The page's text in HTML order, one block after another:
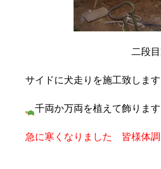
二段目完了
サイドに犬走りを施工致します
千両か万両を植えて飾りま
急に寒くなりました 皆様体調